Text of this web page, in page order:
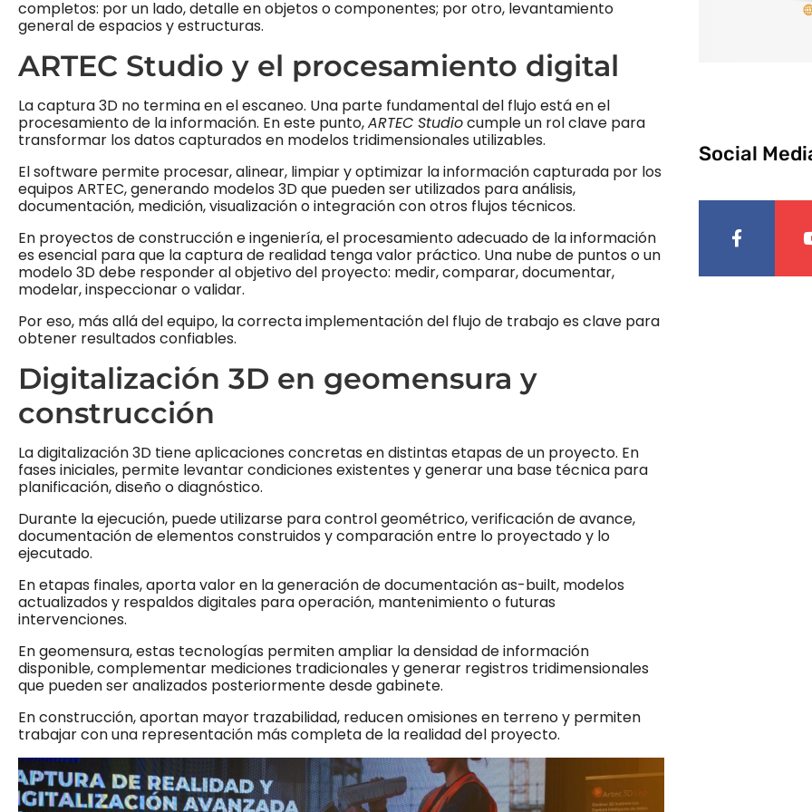
completos: por un lado, detalle en objetos o componentes; por otro, levantamiento
general de espacios y estructuras.
ARTEC Studio y el procesamiento digital
La captura 3D no termina en el escaneo. Una parte fundamental del flujo está en el
procesamiento de la información. En este punto,ARTEC Studiocumple un rol clave para
transformar los datos capturados en modelos tridimensionales utilizables.
El software permite procesar, alinear, limpiar y optimizar la información capturada por los
equipos ARTEC, generando modelos 3D que pueden ser utilizados para análisis,
documentación, medición, visualización o integración con otros flujos técnicos.
En proyectos de construcción e ingeniería, el procesamiento adecuado de la información
es esencial para que la captura de realidad tenga valor práctico. Una nube de puntos o un
modelo 3D debe responder al objetivo del proyecto: medir, comparar, documentar,
modelar, inspeccionar o validar.
Por eso, más allá del equipo, la correcta implementación del flujo de trabajo es clave para
obtener resultados confiables.
Digitalización 3D en geomensura y
construcción
La digitalización 3D tiene aplicaciones concretas en distintas etapas de un proyecto. En
fases iniciales, permite levantar condiciones existentes y generar una base técnica para
planificación, diseño o diagnóstico.
Durante la ejecución, puede utilizarse para control geométrico, verificación de avance,
documentación de elementos construidos y comparación entre lo proyectado y lo
ejecutado.
En etapas finales, aporta valor en la generación de documentación as-built, modelos
actualizados y respaldos digitales para operación, mantenimiento o futuras
intervenciones.
En geomensura, estas tecnologías permiten ampliar la densidad de información
disponible, complementar mediciones tradicionales y generar registros tridimensionales
que pueden ser analizados posteriormente desde gabinete.
En construcción, aportan mayor trazabilidad, reducen omisiones en terreno y permiten
trabajar con una representación más completa de la realidad del proyecto.
Social